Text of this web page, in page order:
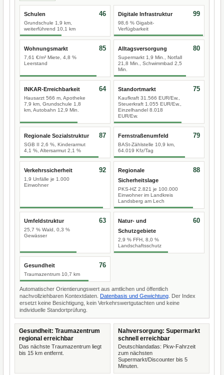
Schulen
Grundschule 1,9 km,
weiterführend 10,1 km
46 Digitale Infrastruktur
98,6 % Gigabit-
Verfügbarkeit
99
Wohnungsmarkt
7,61 €/m² Miete, 4,8 %
Leerstand
85 Alltagsversorgung
Supermarkt 1,9 Min., Notfall
21,8 Min., Schwimmbad 2,5
Min.
80
INKAR-Erreichbarkeit
Hausarzt 566 m, Apotheke
7,9 km, Grundschule 1,8
km, Autobahn 12,9 Min.
64 Standortmarkt
Kaufkraft 31.566 EUR/Ew.,
Steuerkraft 1.055 EUR/Ew.,
Einzelhandel 8.018
EUR/Ew.
75
Regionale Sozialstruktur
SGB II 2,6 %, Kinderarmut
4,1 %, Altersarmut 2,1 %
87 Fernstraßenumfeld
BASt-Zählstelle 10,9 km,
64.019 Kfz/Tag
79
Verkehrssicherheit
1,9 Unfälle je 1.000
Einwohner
92
Regionale
Sicherheitslage
PKS-HZ 2.821 je 100.000
Einwohner im Landkreis
Landsberg am Lech
88
Umfeldstruktur
25,7 % Wald, 0,3 %
Gewässer
63
Natur- und
Schutzgebiete
2,9 % FFH, 8,0 %
Landschaftsschutz
60
Gesundheit
Traumazentrum 10,7 km
76
Automatischer Orientierungswert aus amtlichen und öffentlich
nachvollziehbaren Kontextdaten. Datenbasis und Gewichtung . Der Index
ersetzt keine Besichtigung, kein Verkehrswertgutachten und keine
individuelle Standortprüfung.
Gesundheit: Traumazentrum
regional erreichbar
Das nächste Traumazentrum liegt
bis 15 km entfernt.
Nahversorgung: Supermarkt
schnell erreichbar
Deutschlandatlas: Pkw-Fahrzeit
zum nächsten
Supermarkt/Discounter bis 5
Minuten.